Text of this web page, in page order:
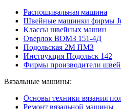
Распошивальная машина
Швейные машинки фирмы
Классы швейных машин
Оверлок ВОМЗ 151-4Д
Подольская 2М ПМЗ
Инструкция Подольск 142
Фирмы производители
Вязальные машины:
Основы техники вязания
Ремонт вязальной машины